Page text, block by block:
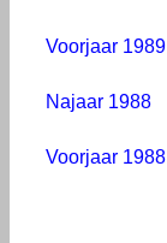
Voorjaar 1989
Najaar 1988
Voorjaar 1988